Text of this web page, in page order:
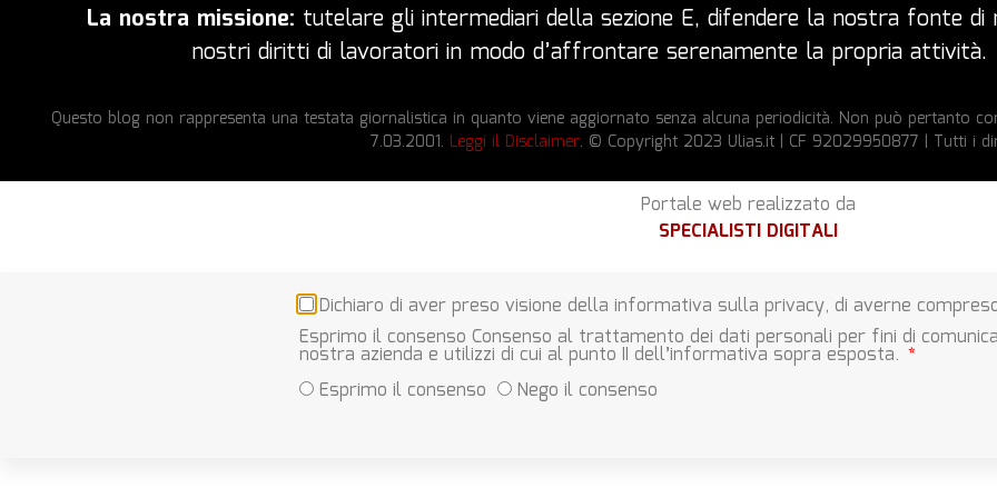
La nostra missione: tutelare gli intermediari della sezione E, difendere la nostra fonte di
nostri diritti di lavoratori in modo d’affrontare serenamente la propria attività.
Questo blog non rappresenta una testata giornalistica in quanto viene aggiornato senza alcuna periodicità. Non può pertanto
7.03.2001. Leggi il Disclaimer. © Copyright 2023 Ulias.it | CF 92029950877 | Tutti i
Portale web realizzato da
SPECIALISTI DIGITALI
Dichiaro di aver preso visione della informativa sulla privacy, di averne
Esprimo il consenso Consenso al trattamento dei dati personali per fini di
nostra azienda e utilizzi di cui al punto II dell’informativa sopra esposta.
Esprimo il consenso
Nego il consenso